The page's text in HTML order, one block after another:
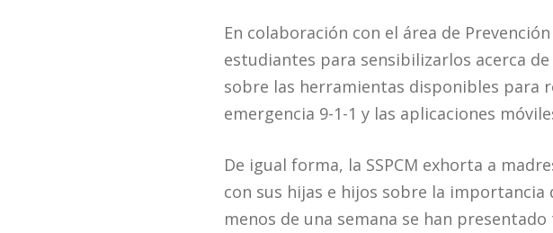
En colaboración con el área de
estudiantes para sensibilizarlos acerca
sobre las herramientas disponibles para
emergencia 9-1-1 y las aplicaciones
De igual forma, la SSPCM exhorta a
con sus hijas e hijos sobre la
menos de una semana se han